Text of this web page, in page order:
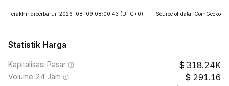
Terakhir diperbarui: 2026-08-09 08:00:43 (UTC+0) Source of data: CoinGecko
Statistik Harga
Kapitalisasi Pasar 318.24K
Volume 24 Jam 291.16